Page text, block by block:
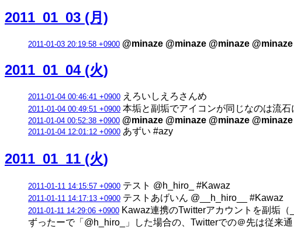
2011_01_03 (月)
2011-01-03 20:19:58 +0900 @minaze @minaze @minaze
2011_01_04 (火)
2011-01-04 00:46:41 +0900 えろいしえろさんめ
2011-01-04 00:49:51 +0900 本垢と副垢でアイコンが同じなのは流
2011-01-04 00:52:38 +0900 @minaze @minaze @minaze
2011-01-04 12:01:12 +0900 あずい #azy
2011_01_11 (火)
2011-01-11 14:15:57 +0900 テスト @h_hiro_ #Kawaz
2011-01-11 14:17:13 +0900 テストあげいん @__h_hiro__ #Kawaz
2011-01-11 14:29:06 +0900 Kawaz連携のTwitterアカウントを副垢
ずったーで「@h_hiro_」した場合の、Twitterでの＠先は従来